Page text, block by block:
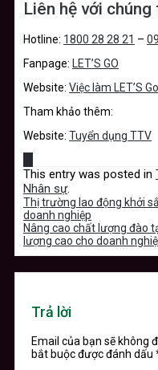
Liên hệ với chúng
Hotline: 1800 28 28 21 –
Fanpage: LET’S GO
Website: Việc làm LET’S
Tham khảo thêm:
Website: Tuyển dụng TTV
This entry was posted in
Nhân sự.
Thị trường lao động khởi
doanh nghiệp
Nâng cao chất lượng đào
lượng cao cho doanh
Trả lời
Email của bạn sẽ không
bắt buộc được đánh dấu